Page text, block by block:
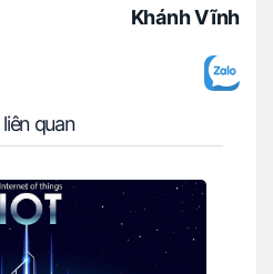
Khánh Vĩnh
quan